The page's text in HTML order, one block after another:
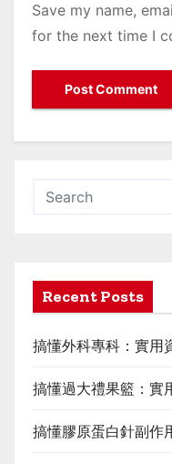
Save my name,
for the next time I
Recent Posts
搞懂外科專科：實用
搞懂過大禮果籃：實
搞懂膠原蛋白針副作